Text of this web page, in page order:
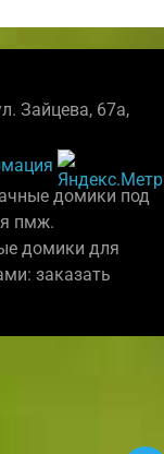
Зайцева, 67а,
домики под
пмж.
домики для
заказать